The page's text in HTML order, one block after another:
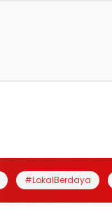
#LokalBerdaya